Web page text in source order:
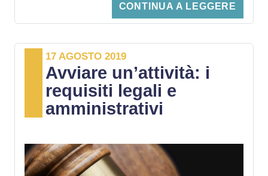
per aprire un'attività imprenditoriale del
commerce e banca?
In questa pratica guida verranno forniti dei
consigli molto utili per iniziare senza
CONTINUA A LEGGERE
17 AGOSTO 2019
Avviare un’attività: i
requisiti legali e
amministrativi